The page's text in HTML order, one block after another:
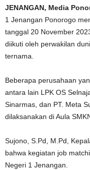
JENANGAN, Media
1 Jenangan Ponorogo
tanggal 20 November
diikuti oleh perwakilan
ternama.
Beberapa perusahaan
antara lain LPK OS
Sinarmas, dan PT. Meta
dilaksanakan di Aula
Sujono, S.Pd, M.Pd,
bahwa kegiatan job
Negeri 1 Jenangan.